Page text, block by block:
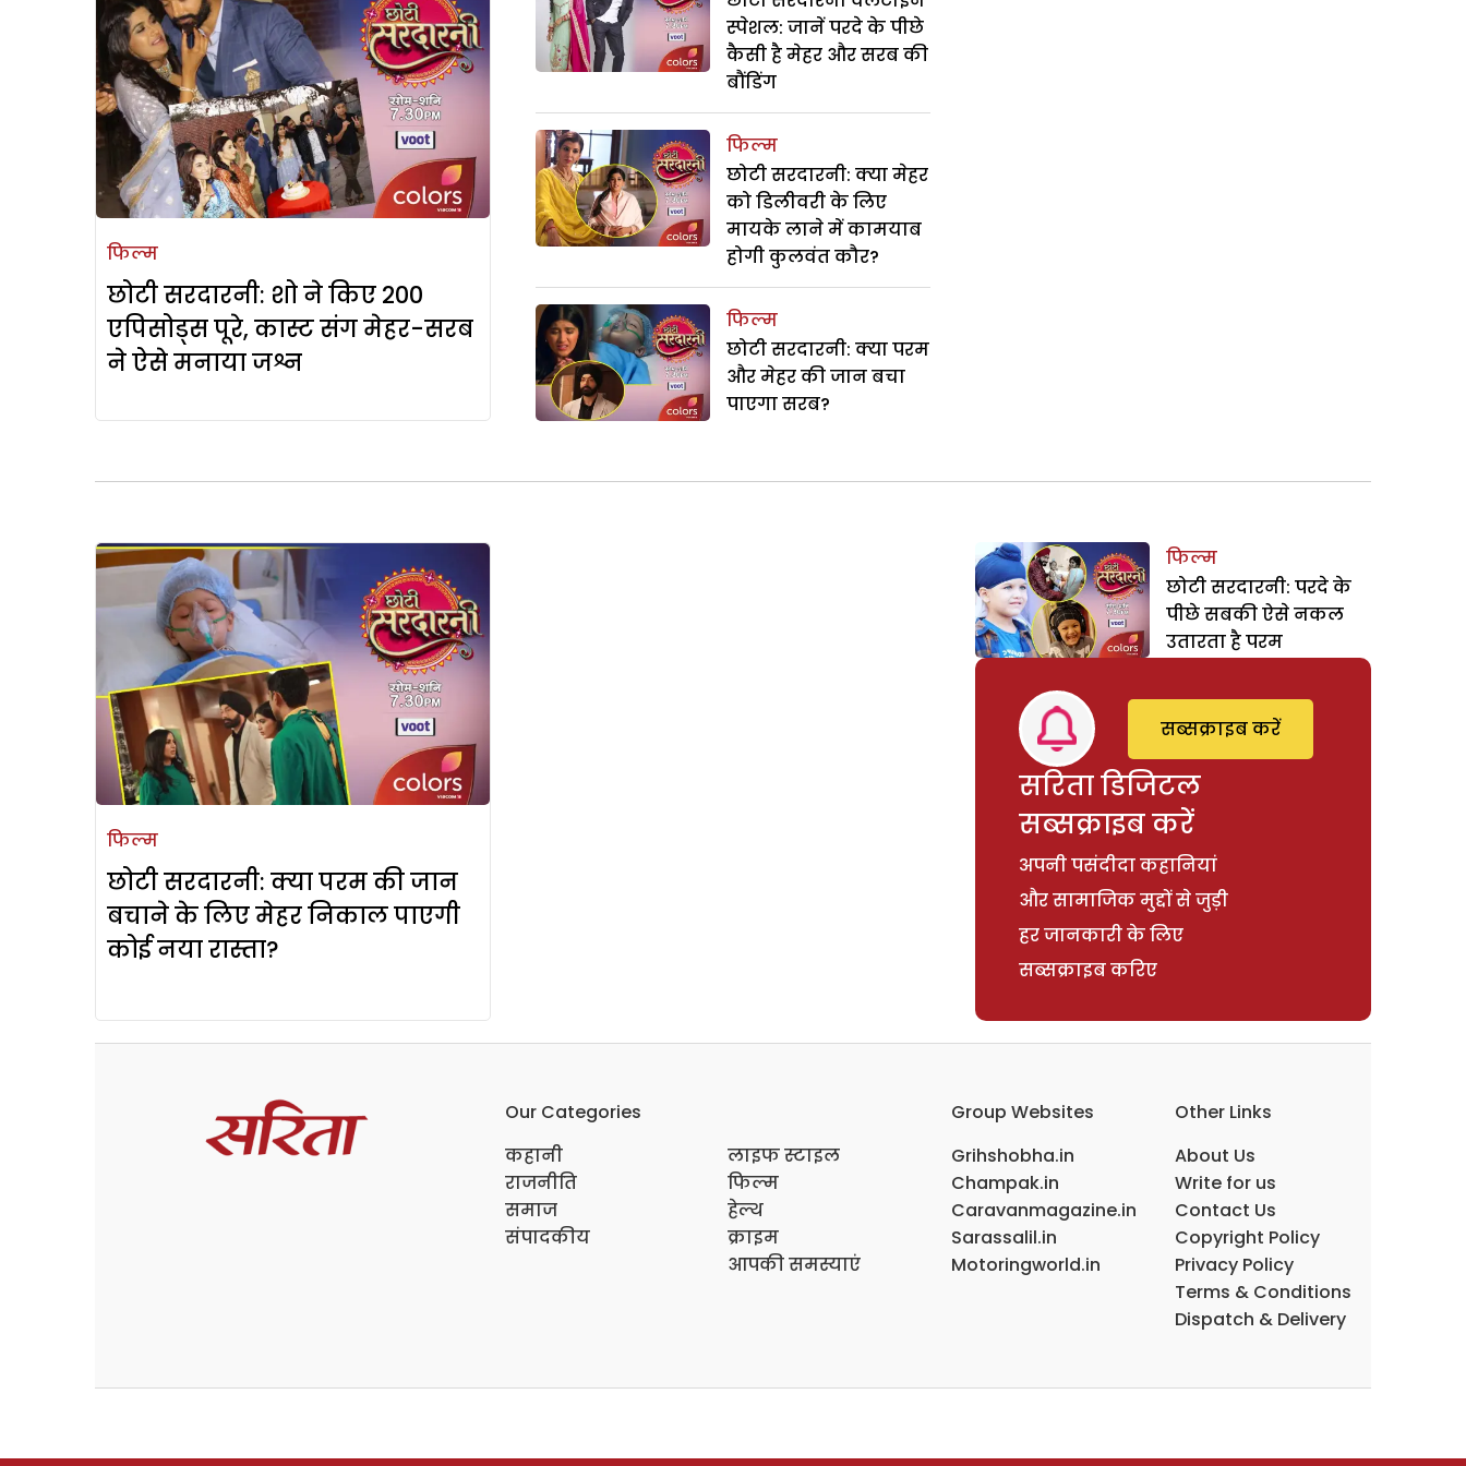
फिल्म
छोटी सरदारनी: शो ने किए 200
एपिसोड्स पूरे, कास्ट संग मेहर-सरब
ने ऐसे मनाया जश्न
स्पेशल: जानें परदे के पीछे
कैसी है मेहर और सरब की
बौंडिंग
फिल्म
छोटी सरदारनी: क्या मेहर
को डिलीवरी के लिए
मायके लाने में कामयाब
होगी कुलवंत कौर?
फिल्म
छोटी सरदारनी: क्या परम
और मेहर की जान बचा
पाएगा सरब?
फिल्म
छोटी सरदारनी: क्या परम की जान
बचाने के लिए मेहर निकाल पाएगी
कोई नया रास्ता?
फिल्म
छोटी सरदारनी: परदे के
पीछे सबकी ऐसे नकल
उतारता है परम
सरिता डिजिटल
सब्सक्राइब करें
अपनी पसंदीदा कहानियां
और सामाजिक मुद्दों से जुड़ी
हर जानकारी के लिए
सब्सक्राइब करिए
सब्सक्राइब करें
Our Categories
कहानी
राजनीति
समाज
संपादकीय
लाइफ स्टाइल
फिल्म
हेल्थ
क्राइम
आपकी समस्याएं
Group Websites
Grihshobha.in
Champak.in
Caravanmagazine.in
Sarassalil.in
Motoringworld.in
Other Links
About Us
Write for us
Contact Us
Copyright Policy
Privacy Policy
Terms & Conditions
Dispatch & Delivery